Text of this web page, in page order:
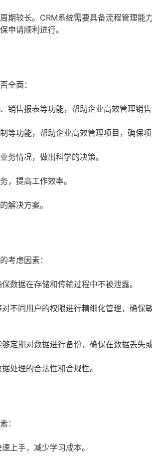
期较长。CRM系统需要具备流程管理能
申请顺利进行。
全面：
销售报表等功能，帮助企业高效管理销售
等功能，帮助企业高效管理项目，确保项
务情况，做出科学的决策。
，提高工作效率。
解决方案。
考虑因素：
数据在存储和传输过程中不被泄露。
不同用户的权限进行精细化管理，确保
定期对数据进行备份，确保在数据丢失
处理的合法性和合规性。
：
上手，减少学习成本。